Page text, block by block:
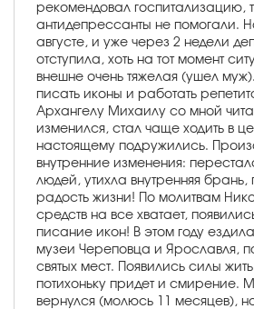
рекомендовал госпитализацию,
антидепрессанты не помогали.
августе, и уже через 2 недели
отступила, хоть на тот момент
внешне очень тяжелая (ушел
писать иконы и работать
Архангелу Михаилу со мной
изменился, стал чаще ходить в
настоящему подружились.
внутренние изменения:
людей, утихла внутренняя брань,
радость жизни! По молитвам
средств на все хватает,
писание икон! В этом году
музеи Череповца и Ярославля,
святых мест. Появились силы
потихоньку придет и смирение.
вернулся (молюсь 11 месяцев),